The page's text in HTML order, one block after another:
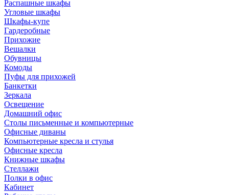
Распашные шкафы
Угловые шкафы
Шкафы-купе
Гардеробные
Прихожие
Вешалки
Обувницы
Комоды
Пуфы для прихожей
Банкетки
Зеркала
Освещение
Домашний офис
Столы письменные и компьютерные
Офисные диваны
Компьютерные кресла и стулья
Офисные кресла
Книжные шкафы
Стеллажи
Полки в офис
Кабинет